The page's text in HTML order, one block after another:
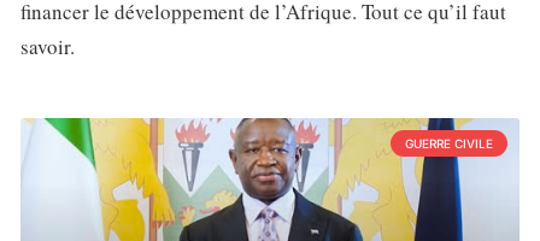
financer le développement de l’Afrique. Tout ce qu’il faut
savoir.
GUERRE CIVILE